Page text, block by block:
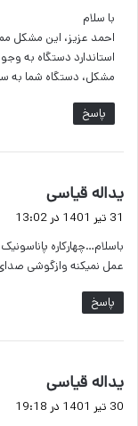
با سلام
احمد عزیز، این مشکل
استاندارد دستگاه به
مشکل، دستگاه شما به
پاسخ
یداله قیاسی
ف
:
31 تیر 1401 در 13:02
عمل نمیکنه وازگوشی
پاسخ
یداله قیاسی
ف
30 تیر 1401 در 19:18